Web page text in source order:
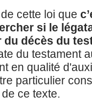
cette loi que
si le
du décès du
du testament
en qualité
particulier
ce texte.